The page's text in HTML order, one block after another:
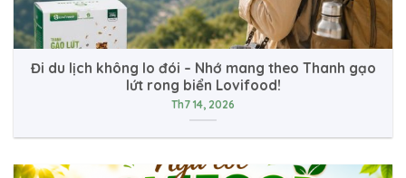
Đi du lịch không lo đói – Nhớ mang theo Thanh gạo
lứt rong biển Lovifood!
Th7 14, 2026